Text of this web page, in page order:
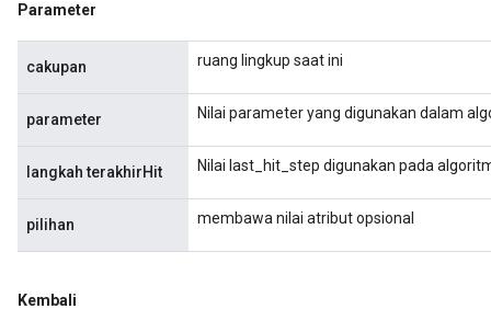
Parameter
cakupan ruang lingkup saat ini
parameter Nilai parameter yang digunakan dalam
langkah terakhirHit Nilai last_hit_step digunakan pada
pilihan membawa nilai atribut opsional
Kembali